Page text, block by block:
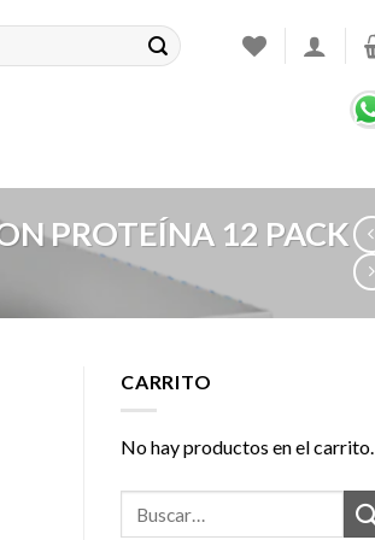
PROTEÍNA 12 PACK
CARRITO
No hay productos en el carrito.